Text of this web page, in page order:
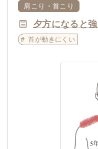
肩こり・首こり
夕方になると
首が動きにくい